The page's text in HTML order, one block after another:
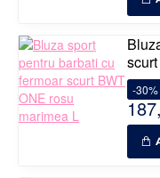
-30%